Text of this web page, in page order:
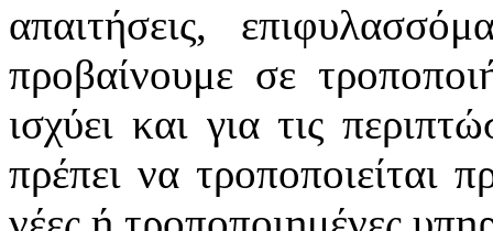
απαιτήσεις,
προβαίνουμε σε
ισχύει και για τις
πρέπει να τροποποιείται